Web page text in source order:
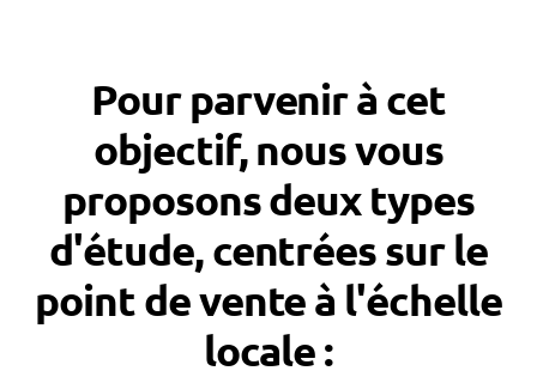
Pour parvenir à cet
objectif, nous vous
proposons deux types
d'étude, centrées sur le
point de vente à l'échelle
locale :